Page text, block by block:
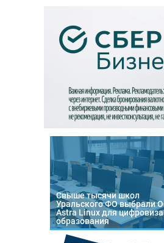
Свыше тысячи школ
Уральского ФО выбрали
Astra Linux для
образования